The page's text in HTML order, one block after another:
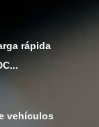
rápida
vehículos